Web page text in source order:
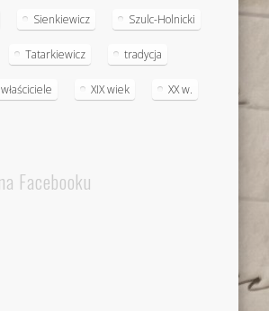
Sienkiewicz Szulc-Holnicki
Tatarkiewicz tradycja
właściciele XIX wiek XX w.
Facebooku